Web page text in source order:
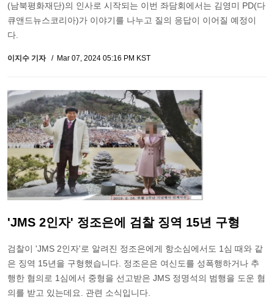
(남북평화재단)의 인사로 시작되는 이번 좌담회에서는 김영미 PD(다
큐앤드뉴스코리아)가 이야기를 나누고 질의 응답이 이어질 예정이
다.
이지수 기자 Mar 07, 2024 05:16 PM KST
'JMS 2인자' 정조은에 검찰 징역 15년 구형
검찰이 'JMS 2인자'로 알려진 정조은에게 항소심에서도 1심 때와 같
은 징역 15년을 구형했습니다. 정조은은 여신도를 성폭행하거나 추
행한 혐의로 1심에서 중형을 선고받은 JMS 정명석의 범행을 도운 혐
의를 받고 있는데요. 관련 소식입니다.